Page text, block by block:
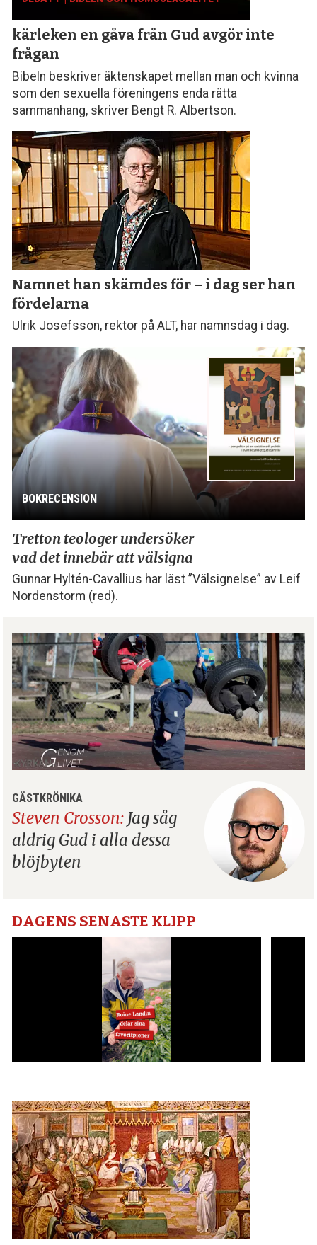
kärleken en gåva från Gud avgör inte
frågan
Bibeln beskriver äktenskapet mellan man och kvinna
som den sexuella föreningens enda rätta
sammanhang, skriver Bengt R. Albertson.
Namnet han skämdes för – i dag ser han
fördelarna
Ulrik Josefsson, rektor på ALT, har namnsdag i dag.
BOKRECENSION
Tretton teologer undersöker
vad det innebär att välsigna
Gunnar Hyltén-Cavallius har läst ”Välsignelse” av Leif
Nordenstorm (red).
GÄSTKRÖNIKA
Steven Crosson: Jag såg
aldrig Gud i alla dessa
blöjbyten
DAGENS SENASTE KLIPP